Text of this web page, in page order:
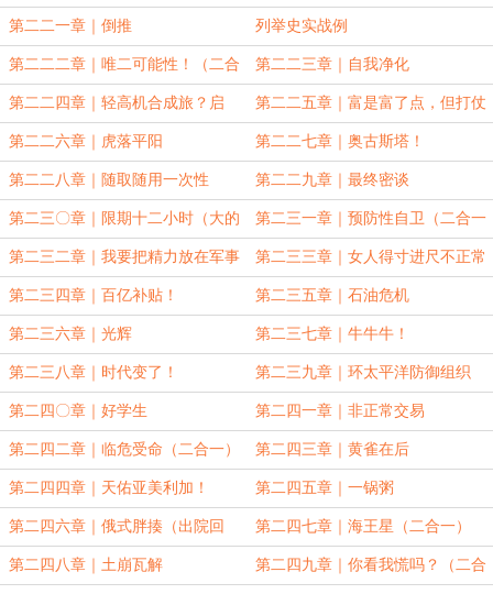
第二二一章｜倒推 列举史实战例
第二二二章｜唯二可能性！（二合
一）
第二二三章｜自我净化
第二二四章｜轻高机合成旅？启
动！
第二二五章｜富是富了点，但打仗
是不怕死的
第二二六章｜虎落平阳 第二二七章｜奥古斯塔！
第二二八章｜随取随用一次性 第二二九章｜最终密谈
第二三〇章｜限期十二小时（大的
要来了）
第二三一章｜预防性自卫（二合一
大章）
第二三二章｜我要把精力放在军事
上！（二合一）
第二三三章｜女人得寸进尺不正常
吗？
第二三四章｜百亿补贴！ 第二三五章｜石油危机
第二三六章｜光辉 第二三七章｜牛牛牛！
第二三八章｜时代变了！ 第二三九章｜环太平洋防御组织
第二四〇章｜好学生 第二四一章｜非正常交易
第二四二章｜临危受命（二合一） 第二四三章｜黄雀在后
第二四四章｜天佑亚美利加！ 第二四五章｜一锅粥
第二四六章｜俄式胖揍（出院回
归）
第二四七章｜海王星（二合一）
第二四八章｜土崩瓦解 第二四九章｜你看我慌吗？（二合